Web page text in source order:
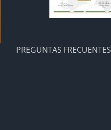
PREGUNTAS FRECUENTES